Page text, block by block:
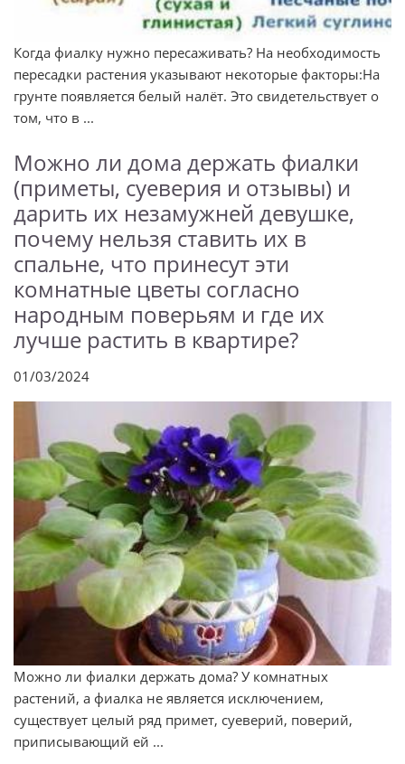
Когда фиалку нужно пересаживать? На необходимость
пересадки растения указывают некоторые факторы:На
грунте появляется белый налёт. Это свидетельствует о
том, что в ...
Можно ли дома держать фиалки
(приметы, суеверия и отзывы) и
дарить их незамужней девушке,
почему нельзя ставить их в
спальне, что принесут эти
комнатные цветы согласно
народным поверьям и где их
лучше растить в квартире?
01/03/2024
Можно ли фиалки держать дома? У комнатных
растений, а фиалка не является исключением,
существует целый ряд примет, суеверий, поверий,
приписывающий ей ...